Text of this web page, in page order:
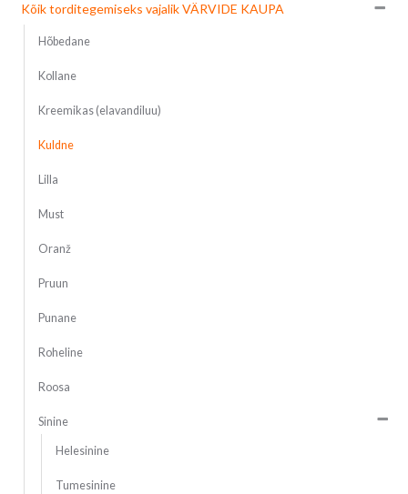
Kõik torditegemiseks vajalik VÄRVIDE KAUPA
Hõbedane
Kollane
Kreemikas (elavandiluu)
Kuldne
Lilla
Must
Oranž
Pruun
Punane
Roheline
Roosa
Sinine
Helesinine
Tumesinine